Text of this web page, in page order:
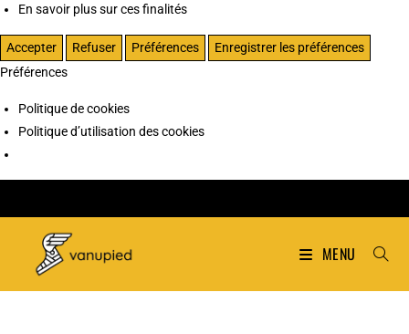
En savoir plus sur ces finalités
Accepter Refuser Préférences
Enregistrer les préférences
Préférences
Politique de cookies
Politique d’utilisation des cookies
MENU